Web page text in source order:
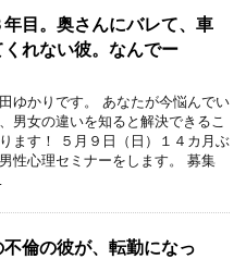
目。奥さんにバレて、車
れない彼。なんでー
ゆかりです。 あなたが今悩んでい
男女の違いを知ると解決できるこ
ます！ ５月９日（日）１４カ月ぶ
性心理セミナーをします。 募集
倫の彼が、転勤になっ